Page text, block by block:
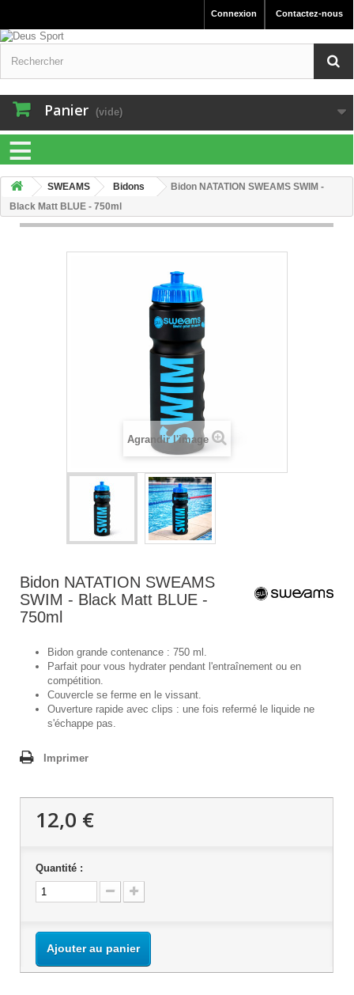
Contactez-nous
Connexion
Panier (vide)
≡
SWEAMS Bidons
Bidon NATATION SWEAMS SWIM -
Black Matt BLUE - 750ml
Agrandir l'image
Bidon NATATION SWEAMS
SWIM - Black Matt BLUE -
750ml
Bidon grande contenance : 750 ml.
Parfait pour vous hydrater pendant l'entraînement ou en
compétition.
Couvercle se ferme en le vissant.
Ouverture rapide avec clips : une fois refermé le liquide ne
s'échappe pas.
Imprimer
12,0 €
Quantité :
Ajouter au panier